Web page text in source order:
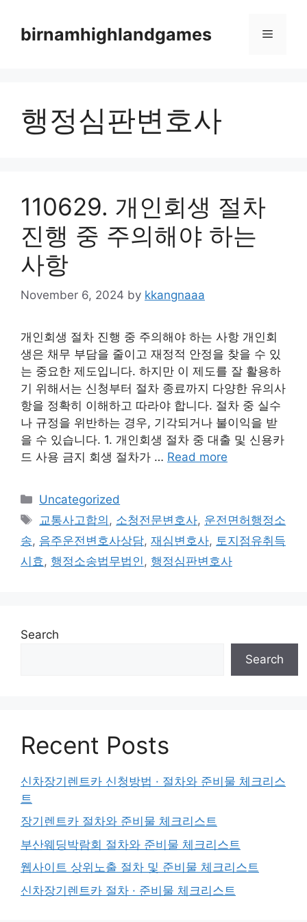
contentbirnamhighlandgames Menu
행정심판변호사
110629. 개인회생 절차
진행 중 주의해야 하는
사항
November 6, 2024 by kkangnaaa
개인회생 절차 진행 중 주의해야 하는 사항 개인회
생은 채무 부담을 줄이고 재정적 안정을 찾을 수 있
는 중요한 제도입니다. 하지만 이 제도를 잘 활용하
기 위해서는 신청부터 절차 종료까지 다양한 유의사
항을 정확히 이해하고 따라야 합니다. 절차 중 실수
나 규정을 위반하는 경우, 기각되거나 불이익을 받
을 수 있습니다. 1. 개인회생 절차 중 대출 및 신용카
드 사용 금지 회생 절차가 … Read more
Categories
Uncategorized
Tags
교통사고합의 , 소청전문변호사, 운전면허행정소
송, 음주운전변호사상담, 재심변호사, 토지점유취득
시효 , 행정소송법무법인 , 행정심판변호사
Search
Search
Recent Posts
신차장기렌트카 신청방법 · 절차와 준비물 체크리스
트
장기렌트카 절차와 준비물 체크리스트
부산웨딩박람회 절차와 준비물 체크리스트
웹사이트 상위노출 절차 및 준비물 체크리스트
신차장기렌트카 절차 · 준비물 체크리스트